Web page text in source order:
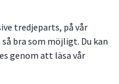
tredjeparts, på vår
bra som möjligt. Du kan
genom att läsa vår